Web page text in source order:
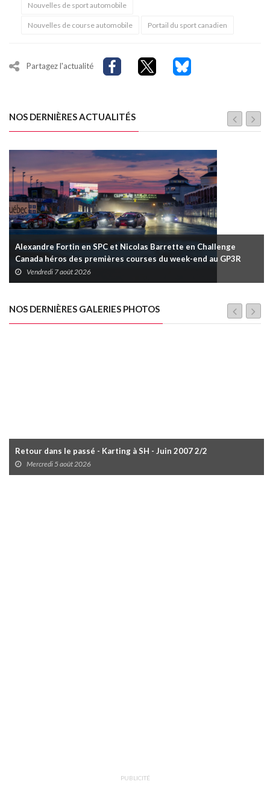
Nouvelles de sport automobile
Nouvelles de course automobile Portail du sport canadien
Partagez l'actualité
NOS DERNIÈRES ACTUALITÉS
Alexandre Fortin en SPC et Nicolas Barrette en Challenge
Canada héros des premières courses du week-end au GP3R
Vendredi 7 août 2026
NOS DERNIÈRES GALERIES PHOTOS
Retour dans le passé - Karting à SH - Juin 2007 2/2
Mercredi 5 août 2026
PUBLICITÉ